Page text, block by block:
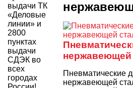
выдачи ТК
«Деловые
линии» и
2800
пунктах
выдачи
СДЭК во
всех
городах
нержавеющей
Пневматические
нержавеющей